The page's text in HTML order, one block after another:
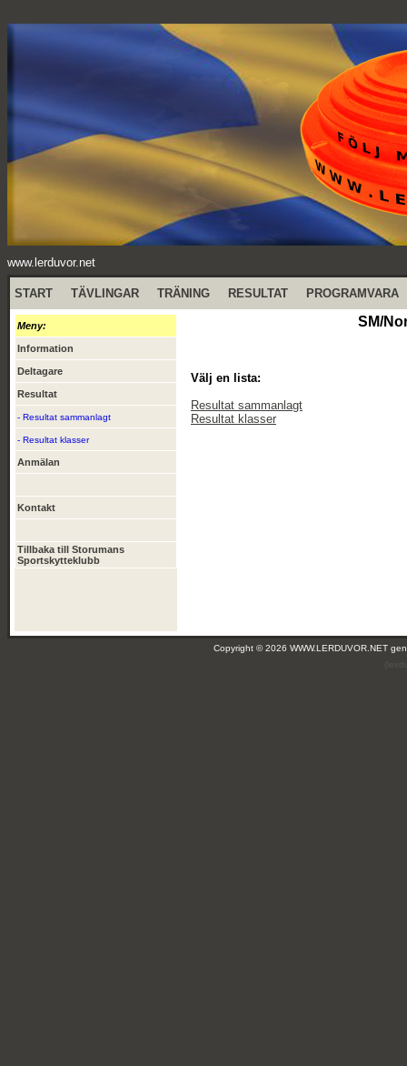
www.lerduvor.net
START TÄVLINGAR TRÄNING RESULTAT PROGRAMVARA
Meny:
Information
Deltagare
Resultat
- Resultat sammanlagt
- Resultat klasser
Anmälan
Kontakt
Tillbaka till Storumans
Sportskytteklubb
SM/
Välj en lista:
Resultat sammanlagt
Resultat klasser
Copyright © 2026 WWW.LERDUVOR.NET